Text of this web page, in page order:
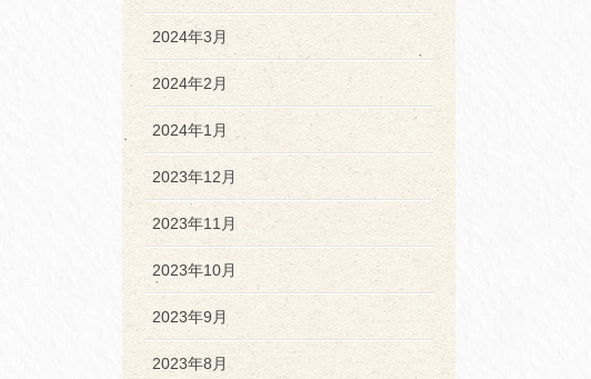
2024年3月
2024年2月
2024年1月
2023年12月
2023年11月
2023年10月
2023年9月
2023年8月